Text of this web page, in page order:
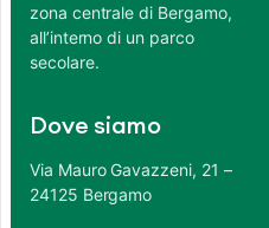
zona centrale di Bergamo,
all’interno di un parco
secolare.
Dove siamo
Via Mauro Gavazzeni, 21 –
24125 Bergamo